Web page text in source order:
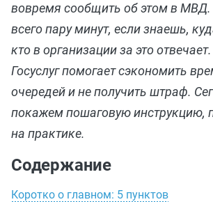
вовремя сообщить об этом в МВД.
всего пару минут, если знаешь,
кто в организации за это
Госуслуг помогает сэкономить
очередей и не получить штраф.
покажем пошаговую инструкцию,
на практике.
Содержание
Коротко о главном: 5 пунктов